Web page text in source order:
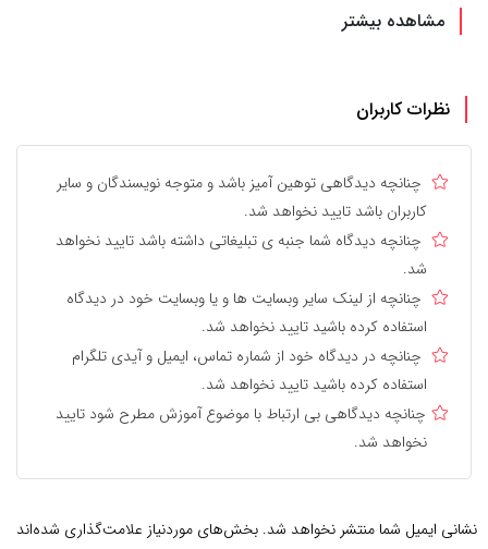
مشاهده بیشتر
نظرات کاربران
چنانچه دیدگاهی توهین آمیز باشد و متوجه نویسندگان و سایر
کاربران باشد تایید نخواهد شد.
چنانچه دیدگاه شما جنبه ی تبلیغاتی داشته باشد تایید نخواهد
شد.
چنانچه از لینک سایر وبسایت ها و یا وبسایت خود در دیدگاه
استفاده کرده باشید تایید نخواهد شد.
چنانچه در دیدگاه خود از شماره تماس، ایمیل و آیدی تلگرام
استفاده کرده باشید تایید نخواهد شد.
چنانچه دیدگاهی بی ارتباط با موضوع آموزش مطرح شود تایید
نخواهد شد.
نشانی ایمیل شما منتشر نخواهد شد. بخش‌های موردنیاز علامت‌گذاری شده‌اند